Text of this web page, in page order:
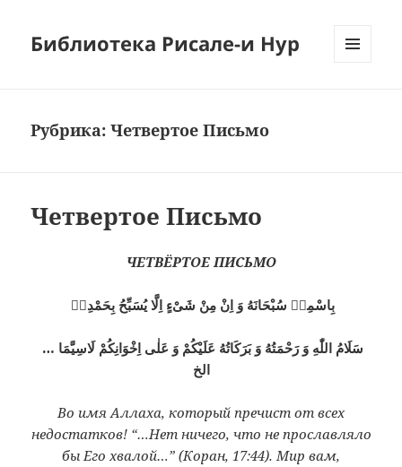
Библиотека Рисале-и Нур
Рубрика:Четвертое Письмо
Четвертое Письмо
ЧЕТВЁРТОЕ ПИСЬМО
بِاسْمِهٖ سُبْحَانَهُ وَ اِنْ مِنْ شَىْءٍ اِلَّا يُسَبِّحُ بِحَمْدِهٖ
الخ
Во имя Аллаха, который пречист от всех
недостатков! “…Нет ничего, что не прославляло
бы Его хвалой…” (Коран, 17:44). Мир вам,